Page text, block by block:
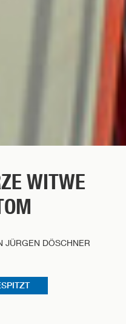
WITWE
JÜRGEN DÖSCHNER